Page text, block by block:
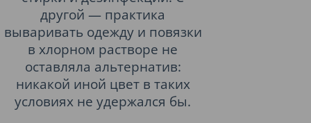
другой — практика
вываривать одежду и повязки
в хлорном растворе не
оставляла альтернатив:
никакой иной цвет в таких
условиях не удержался бы.